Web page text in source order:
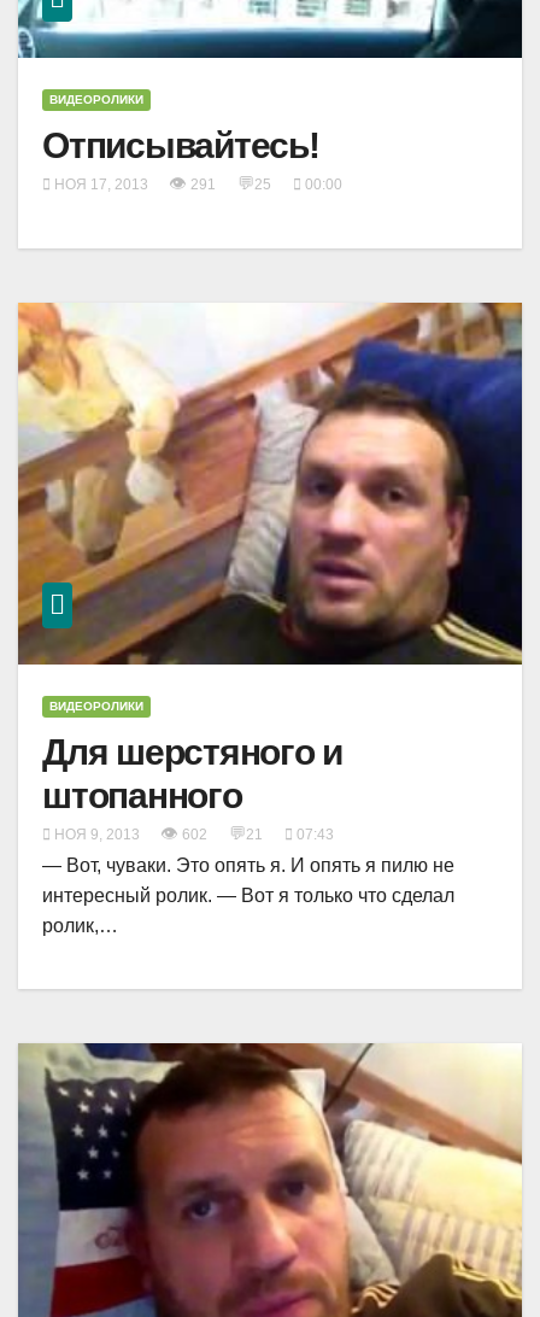
ВИДЕОРОЛИКИ
Отписывайтесь!
НОЯ 17, 2013 👁 291 💬25 00:00
ВИДЕОРОЛИКИ
Для шерстяного и
штопанного
НОЯ 9, 2013 👁 602 💬21 07:43
— Вот, чуваки. Это опять я. И опять я пилю не
интересный ролик. — Вот я только что сделал
ролик,…